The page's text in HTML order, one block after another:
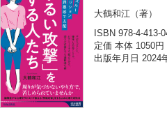
大鶴和江 （著）
ISBN 978-4-413-
定価 本体 1050円
出版年月日 2024